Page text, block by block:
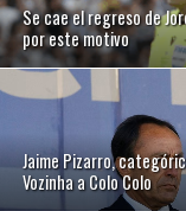
Se cae el regreso de
por este motivo
Jaime Pizarro,
Vozinha a Colo Colo